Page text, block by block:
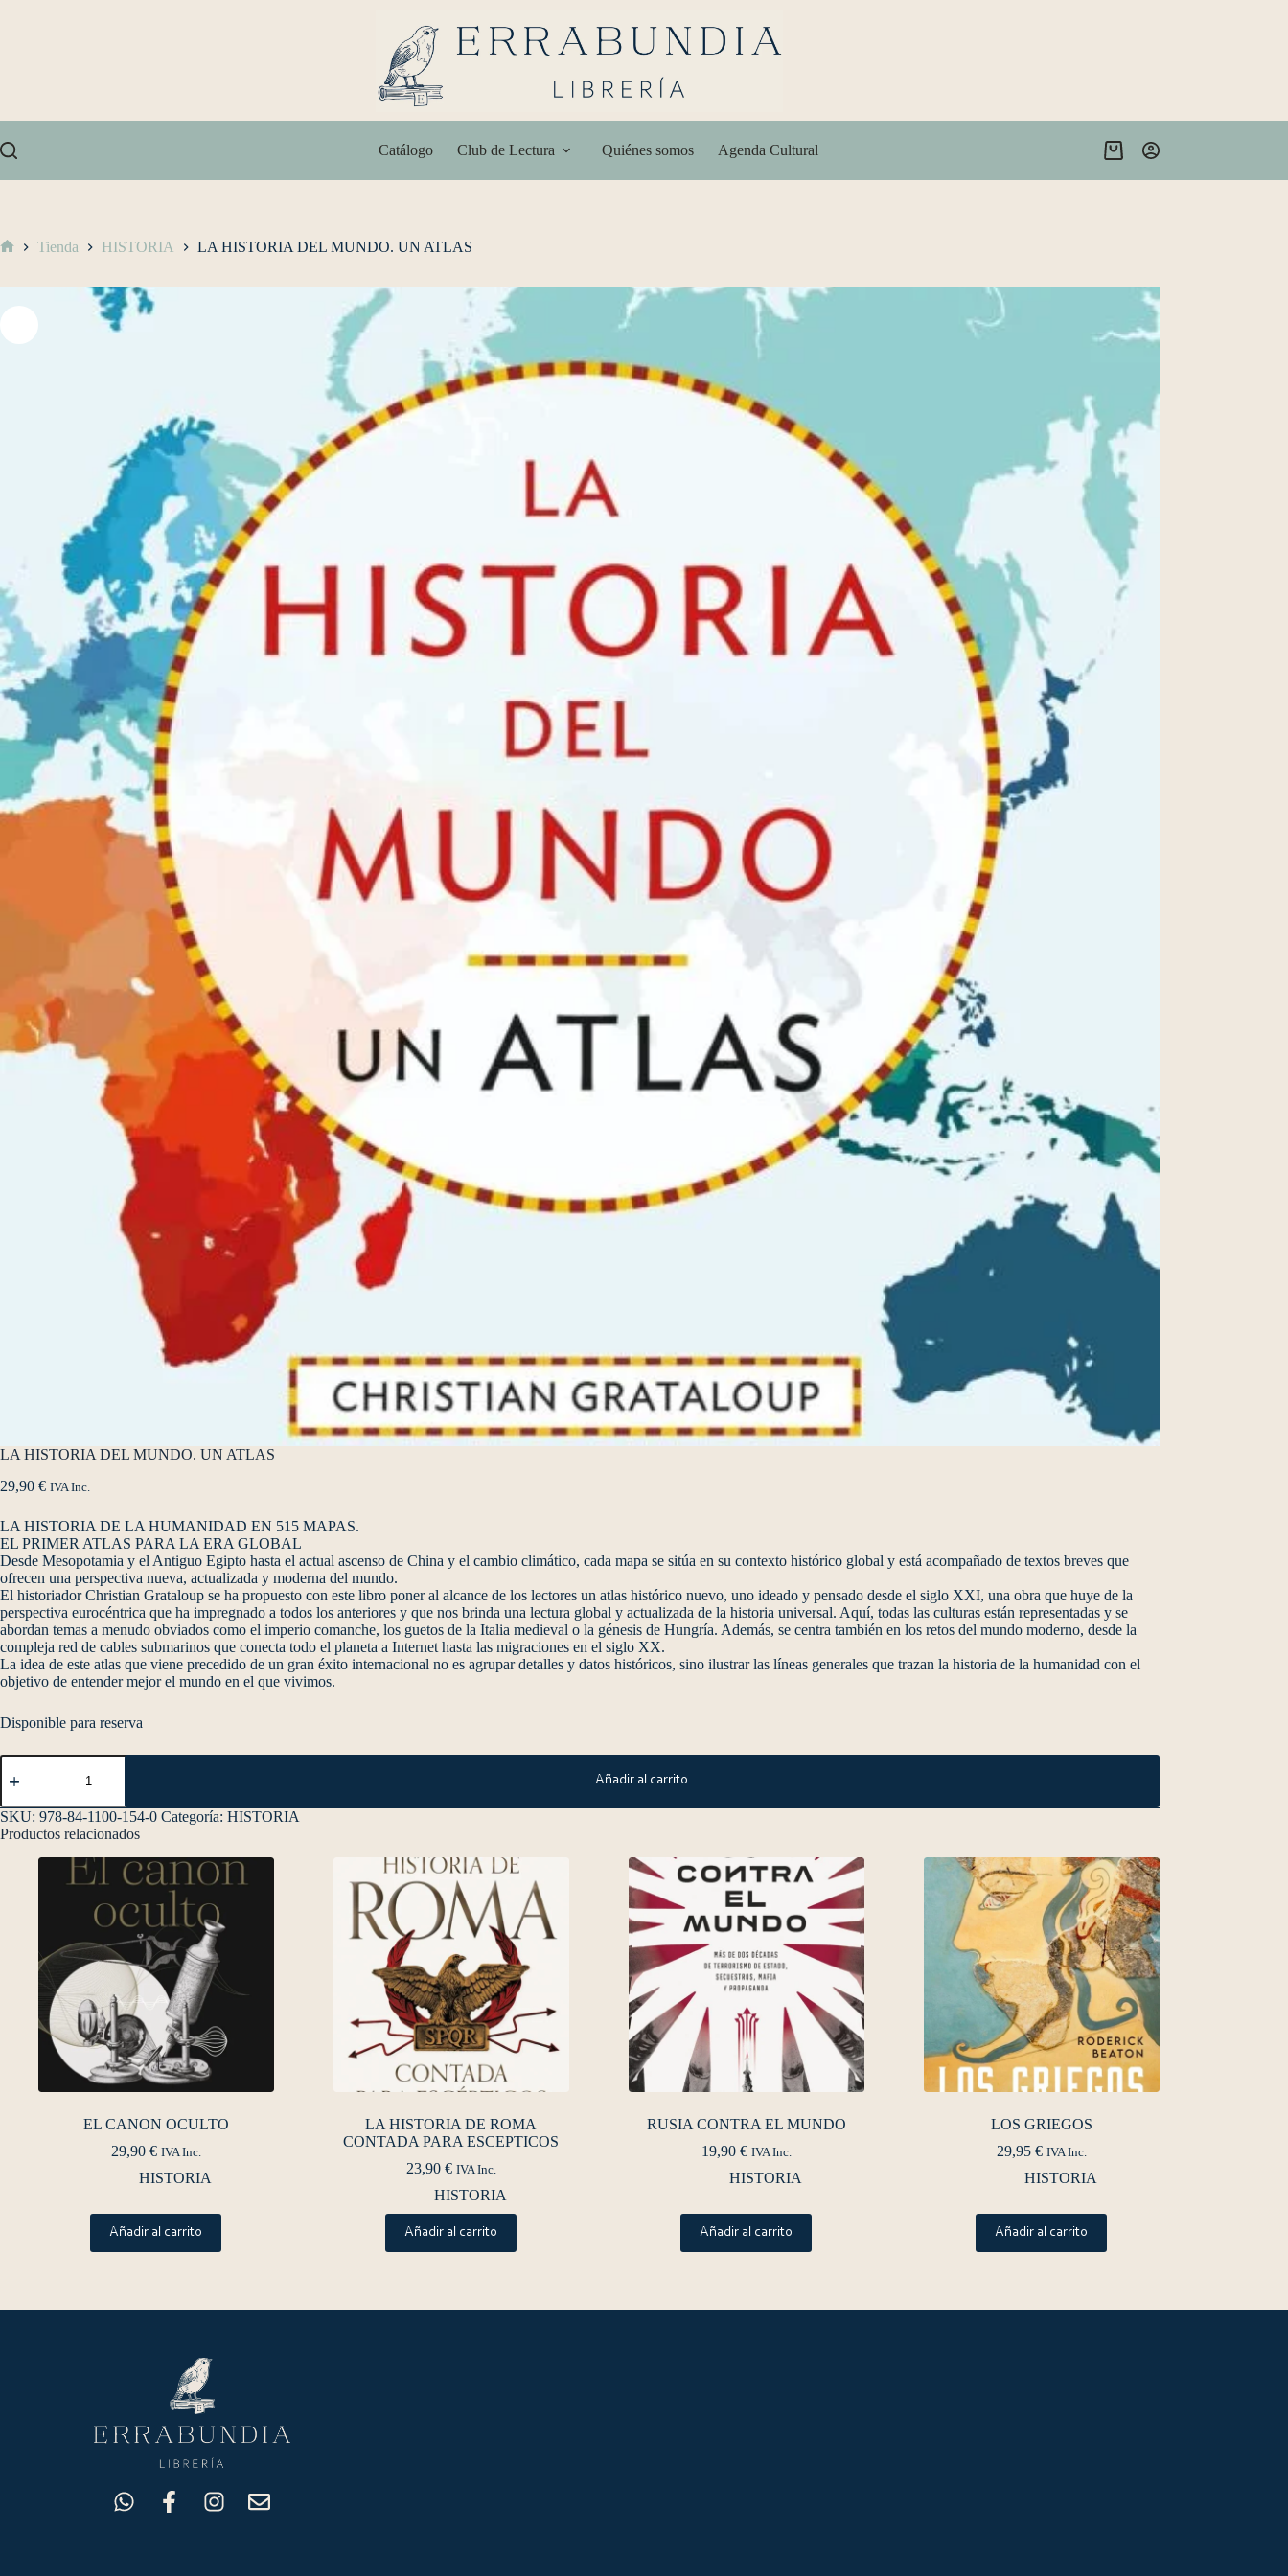
Catálogo Club de Lectura Quiénes somos Agenda Cultural
Tienda HISTORIA LA HISTORIA DEL MUNDO. UN ATLAS
LA HISTORIA DEL MUNDO. UN ATLAS
29,90 € IVA Inc.
LA HISTORIA DE LA HUMANIDAD EN 515 MAPAS.
EL PRIMER ATLAS PARA LA ERA GLOBAL
Desde Mesopotamia y el Antiguo Egipto hasta el actual ascenso de China y el cambio climático, cada mapa se sitúa en su contexto histórico global y está acompañado de textos breves que
ofrecen una perspectiva nueva, actualizada y moderna del mundo.
El historiador Christian Grataloup se ha propuesto con este libro poner al alcance de los lectores un atlas histórico nuevo, uno ideado y pensado desde el siglo XXI, una obra que huye de la
perspectiva eurocéntrica que ha impregnado a todos los anteriores y que nos brinda una lectura global y actualizada de la historia universal. Aquí, todas las culturas están representadas y se
abordan temas a menudo obviados como el imperio comanche, los guetos de la Italia medieval o la génesis de Hungría. Además, se centra también en los retos del mundo moderno, desde la
compleja red de cables submarinos que conecta todo el planeta a Internet hasta las migraciones en el siglo XX.
La idea de este atlas que viene precedido de un gran éxito internacional no es agrupar detalles y datos históricos, sino ilustrar las líneas generales que trazan la historia de la humanidad con el
objetivo de entender mejor el mundo en el que vivimos.
Disponible para reserva
Añadir al carrito
SKU: 978-84-1100-154-0 Categoría: HISTORIA
Productos relacionados
EL CANON OCULTO
29,90 € IVA Inc.
HISTORIA
Añadir al carrito
LA HISTORIA DE ROMA
CONTADA PARA ESCEPTICOS
23,90 € IVA Inc.
HISTORIA
Añadir al carrito
RUSIA CONTRA EL MUNDO
19,90 € IVA Inc.
HISTORIA
Añadir al carrito
LOS GRIEGOS
29,95 € IVA Inc.
HISTORIA
Añadir al carrito